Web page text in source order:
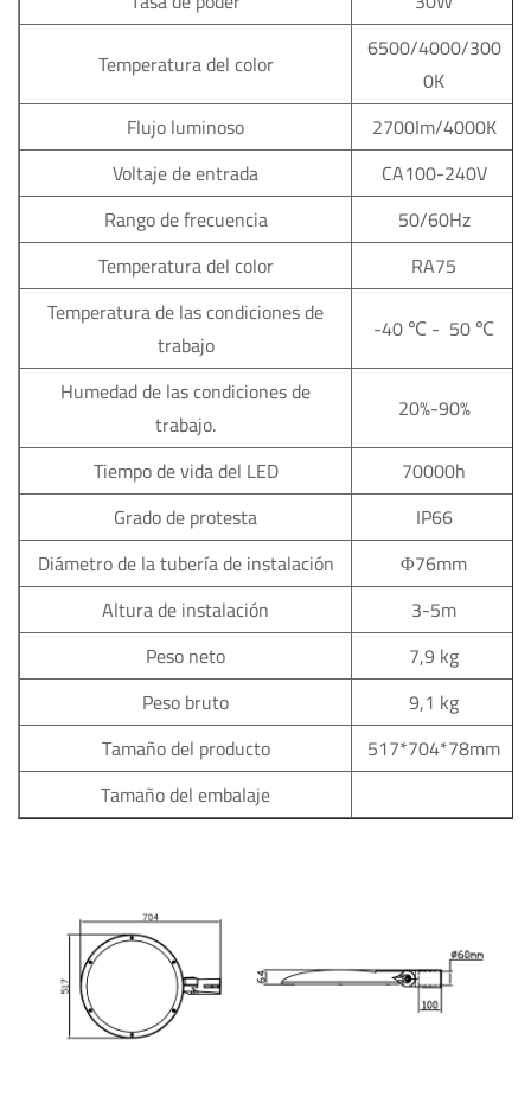
Temperatura del color
6500/4000/300
0K
Flujo luminoso
2700Im/4000K
Voltaje de entrada
CA100-240V
Rango de frecuencia
50/60Hz
Temperatura del color
RA75
Temperatura de las condiciones de
trabajo
-40 ℃ - 50 ℃
Humedad de las condiciones de
trabajo.
20%-90%
Tiempo de vida del LED
70000h
Grado de protesta
IP66
Diámetro de la tubería de instalación
Φ76mm
Altura de instalación
3-5m
Peso neto
7,9 kg
Peso bruto
9,1 kg
Tamaño del producto
517*704*78mm
Tamaño del embalaje